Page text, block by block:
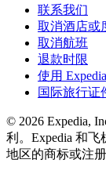
联系我们
取消酒店或
取消航班
退款时限
使用
国际旅行证
© 2026 Expedia,
利。Expedia 和飞
地区的商标或注